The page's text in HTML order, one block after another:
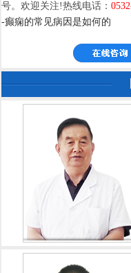
号。欢迎关注!热线电话：
-癫痫的常见病因是如何的